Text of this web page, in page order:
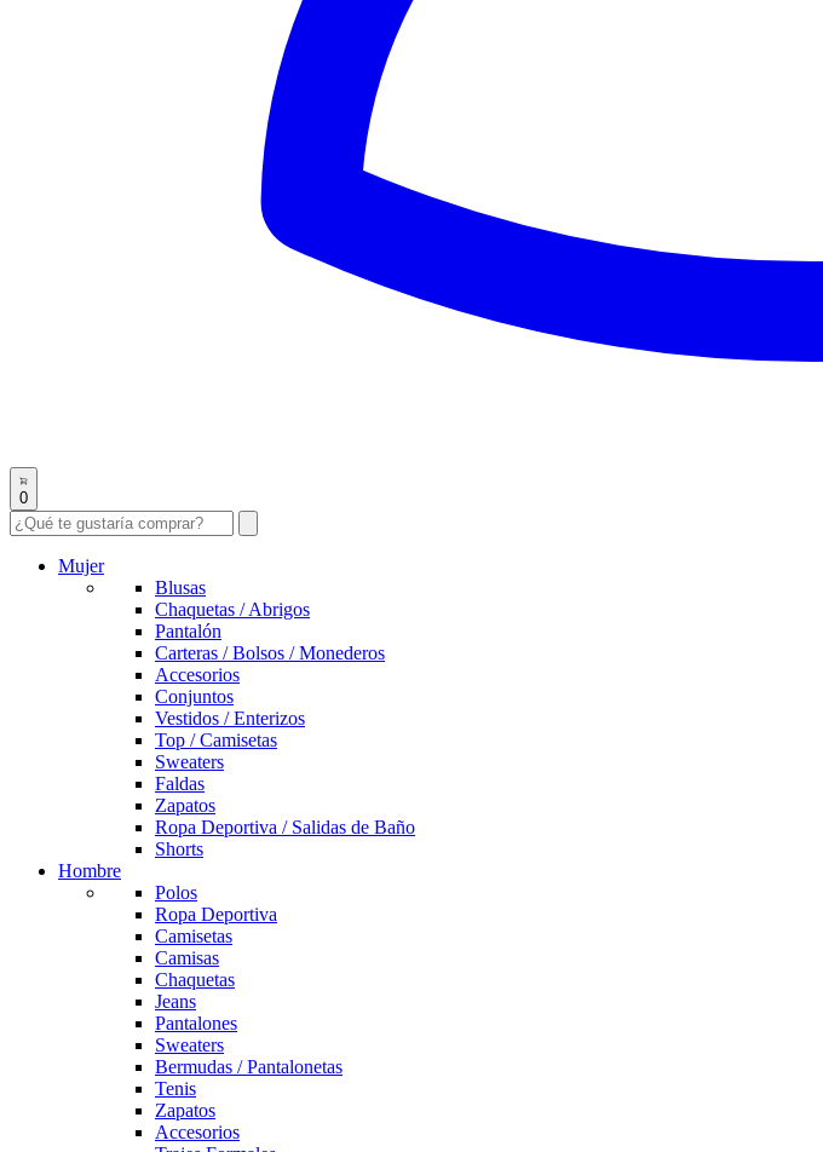
0
Mujer
Blusas
Chaquetas / Abrigos
Pantalón
Carteras / Bolsos / Monederos
Accesorios
Conjuntos
Vestidos / Enterizos
Top / Camisetas
Sweaters
Faldas
Zapatos
Ropa Deportiva / Salidas de Baño
Shorts
Hombre
Polos
Ropa Deportiva
Camisetas
Camisas
Chaquetas
Jeans
Pantalones
Sweaters
Bermudas / Pantalonetas
Tenis
Zapatos
Accesorios